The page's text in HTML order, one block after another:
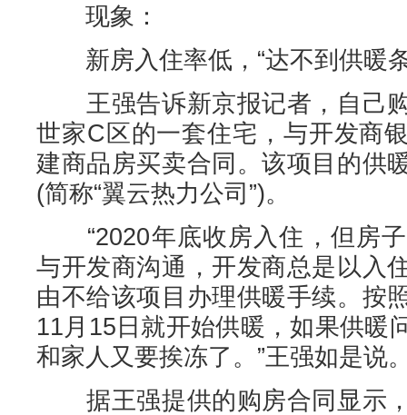
现象：
新房入住率低，“达不到供暖
王强告诉新京报记者，自己
世家C区的一套住宅，与开发商
建商品房买卖合同。该项目的供
(简称“翼云热力公司”)。
“2020年底收房入住，但房子
与开发商沟通，开发商总是以入
由不给该项目办理供暖手续。按
11月15日就开始供暖，如果供暖
和家人又要挨冻了。”王强如是说
据王强提供的购房合同显示